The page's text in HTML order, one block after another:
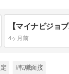
4ヶ月前
#転職面接